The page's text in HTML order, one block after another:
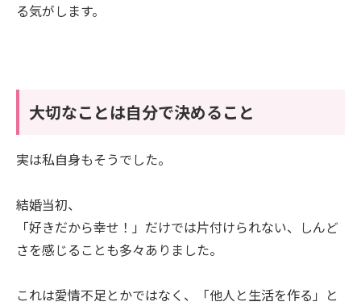
る気がします。
大切なことは自分で決めること
実は私自身もそうでした。
結婚当初、
「好きだから幸せ！」だけでは片付けられない、しんど
さを感じることも多々ありました。
これは愛情不足とかではなく、「他人と生活を作る」と